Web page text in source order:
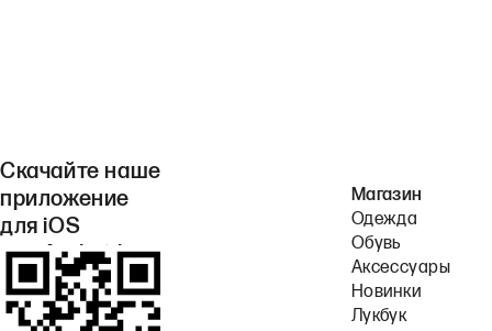
Скачайте наше
приложение
для iOS
или Android.
Магазин
Одежда
Обувь
Аксессуары
Новинки
Лукбук